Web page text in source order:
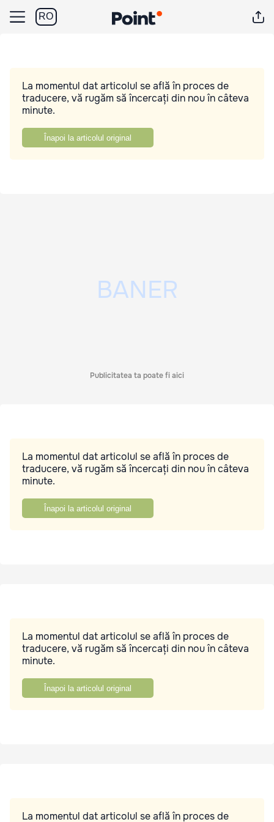
RO
La momentul dat articolul se află în proces de
traducere, vă rugăm să încercați din nou în câteva
minute.
Înapoi la articolul original
Publicitatea ta poate fi aici
La momentul dat articolul se află în proces de
traducere, vă rugăm să încercați din nou în câteva
minute.
Înapoi la articolul original
La momentul dat articolul se află în proces de
traducere, vă rugăm să încercați din nou în câteva
minute.
Înapoi la articolul original
La momentul dat articolul se află în proces de